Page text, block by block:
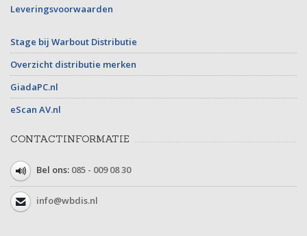
Leveringsvoorwaarden
Stage bij Warbout Distributie
Overzicht distributie merken
GiadaPC.nl
eScan AV.nl
CONTACTINFORMATIE
Bel ons: 085 - 009 08 30
info@wbdis.nl